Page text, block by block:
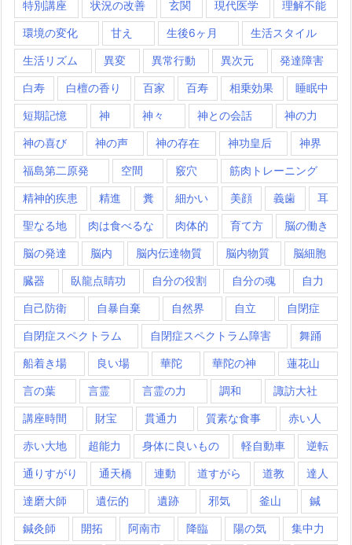
特別講座 状況の改善 玄関 現代医学 理解不能
環境の変化 甘え 生後6ヶ月 生活スタイル
生活リズム 異変 異常行動 異次元 発達障害
白寿 白檀の香り 百家 百寿 相乗効果 睡眠中
短期記憶 神 神々 神との会話 神の力
神の喜び 神の声 神の存在 神功皇后 神界
福島第二原発 空間 竅穴 筋肉トレーニング
精神的疾患 精進 糞 細かい 美顔 義歯 耳
聖なる地 肉は食べるな 肉体的 育て方 脳の働き
脳の発達 脳内 脳内伝達物質 脳内物質 脳細胞
臓器 臥龍点睛功 自分の役割 自分の魂 自力
自己防衛 自暴自棄 自然界 自立 自閉症
自閉症スペクトラム 自閉症スペクトラム障害 舞踊
船着き場 良い場 華陀 華陀の神 蓮花山
言の葉 言霊 言霊の力 調和 諏訪大社
講座時間 財宝 貫通力 質素な食事 赤い人
赤い大地 超能力 身体に良いもの 軽自動車 逆転
通りすがり 通天橋 連動 道すがら 道教 達人
達磨大師 遺伝的 遺跡 邪気 釜山 鍼
鍼灸師 開拓 阿南市 降臨 陽の気 集中力